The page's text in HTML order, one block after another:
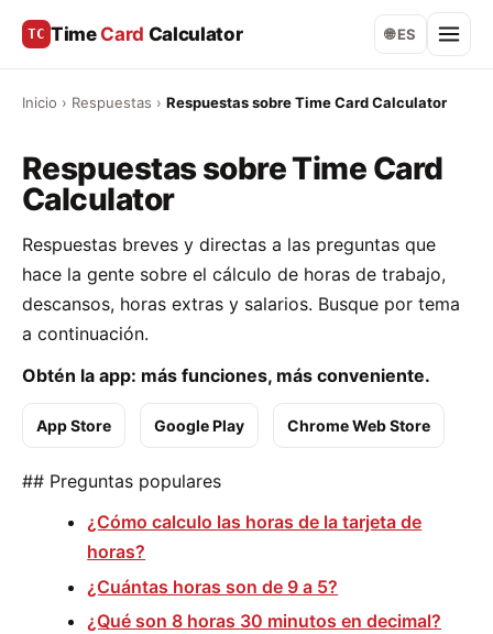
TC Time Card Calculator 🌐 ES
Inicio › Respuestas › Respuestas sobre Time Card Calculator
Respuestas sobre Time Card
Calculator
Respuestas breves y directas a las preguntas que
hace la gente sobre el cálculo de horas de trabajo,
descansos, horas extras y salarios. Busque por tema
a continuación.
Obtén la app: más funciones, más conveniente.
App Store Google Play Chrome Web Store
## Preguntas populares
¿Cómo calculo las horas de la tarjeta de
horas?
¿Cuántas horas son de 9 a 5?
¿Qué son 8 horas 30 minutos en decimal?